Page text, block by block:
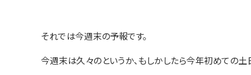
それでは今週末の予報です。
今週末は久々のというか、もしかしたら今年初めての土